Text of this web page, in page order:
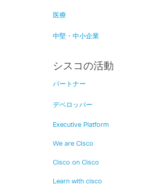
医療
中堅・中小企業
シスコの活動
パートナー
デベロッパー
Executive Platform
We are Cisco
Cisco on Cisco
Learn with cisco